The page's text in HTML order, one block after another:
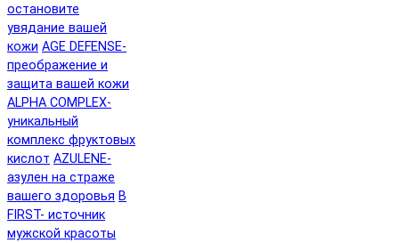
остановите
увядание вашей
кожи AGE DEFENSE-
преображение и
защита вашей кожи
ALPHA COMPLEX-
уникальный
комплекс фруктовых
кислот AZULENE-
азулен на страже
вашего здоровья B
FIRST- источник
мужской красоты